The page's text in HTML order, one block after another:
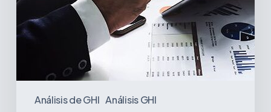
Análisis de GHI Análisis GHI